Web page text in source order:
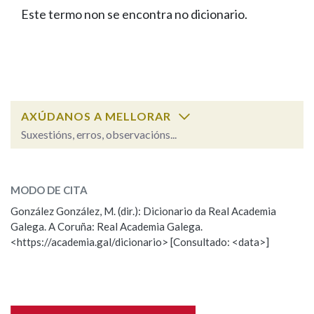
FIGURAS HOMENAXEADAS
PORTAL DAS PALABRAS
Facebook
TwitterYoutubeInstagram
Bluesky
BUSCAR NOS LEMAS
Remata por
BUSCAR NO CONTIDO
Nas definicións
Este termo non se encontra no dicionario.
AXÚDANOS A MELLORAR
Suxestións, erros, observacións...
Observación
Nome
MODO DE CITA
González González, M. (dir.): Dicionario da Real Academia
Galega. A Coruña: Real Academia Galega.
<https://academia.gal/dicionario> [Consultado: <data>]